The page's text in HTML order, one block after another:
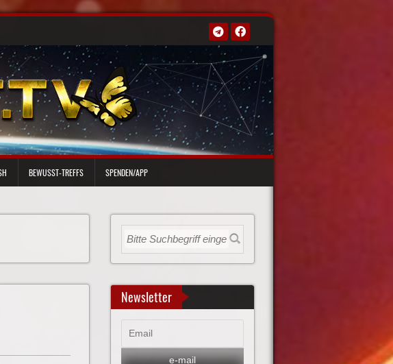
BEWUSST-TREFFS SPENDEN/APP
Newsletter